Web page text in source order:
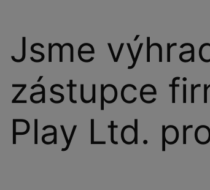
Jsme
zástupce
Play Ltd.